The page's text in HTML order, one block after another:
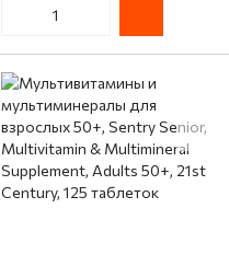
130 жевательных конфет